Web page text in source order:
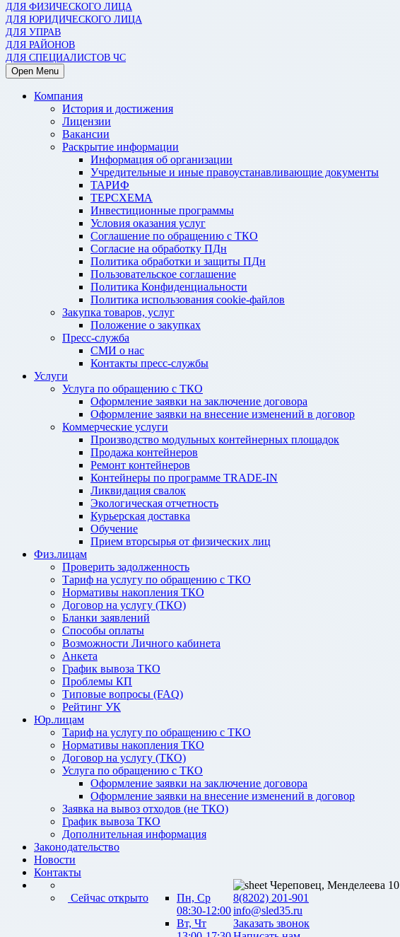
ДЛЯ ФИЗИЧЕСКОГО ЛИЦА
ДЛЯ ЮРИДИЧЕСКОГО ЛИЦА
ДЛЯ УПРАВ
ДЛЯ РАЙОНОВ
ДЛЯ СПЕЦИАЛИСТОВ ЧС
Open Menu
Компания
История и достижения
Лицензии
Вакансии
Раскрытие информации
Информация об организации
Учредительные и иные правоустанавливающие документы
ТАРИФ
ТЕРСХЕМА
Инвестиционные программы
Условия оказания услуг
Соглашение по обращению с ТКО
Согласие на обработку ПДн
Политика обработки и защиты ПДн
Пользовательское соглашение
Политика Конфиденциальности
Политика использования cookie-файлов
Закупка товаров, услуг
Положение о закупках
Пресс-служба
СМИ о нас
Контакты пресс-службы
Услуги
Услуга по обращению с ТКО
Оформление заявки на заключение договора
Оформление заявки на внесение изменений в договор
Коммерческие услуги
Производство модульных контейнерных площадок
Продажа контейнеров
Ремонт контейнеров
Контейнеры по программе TRADE-IN
Ликвидация свалок
Экологическая отчетность
Курьерская доставка
Обучение
Прием вторсырья от физических лиц
Физ.лицам
Проверить задолженность
Тариф на услугу по обращению с ТКО
Нормативы накопления ТКО
Договор на услугу (ТКО)
Бланки заявлений
Способы оплаты
Возможности Личного кабинета
Анкета
График вывоза ТКО
Проблемы КП
Типовые вопросы (FAQ)
Рейтинг УК
Юр.лицам
Тариф на услугу по обращению с ТКО
Нормативы накопления ТКО
Договор на услугу (ТКО)
Услуга по обращению с ТКО
Оформление заявки на заключение договора
Оформление заявки на внесение изменений в договор
Заявка на вывоз отходов (не ТКО)
График вывоза ТКО
Дополнительная информация
Законодательство
Новости
Контакты
Сейчас открыто
Пн, Ср
08:30-12:00
Вт, Чт
Череповец, Менделеева 10
8(8202) 201-901
info@sled35.ru
Заказать звонок